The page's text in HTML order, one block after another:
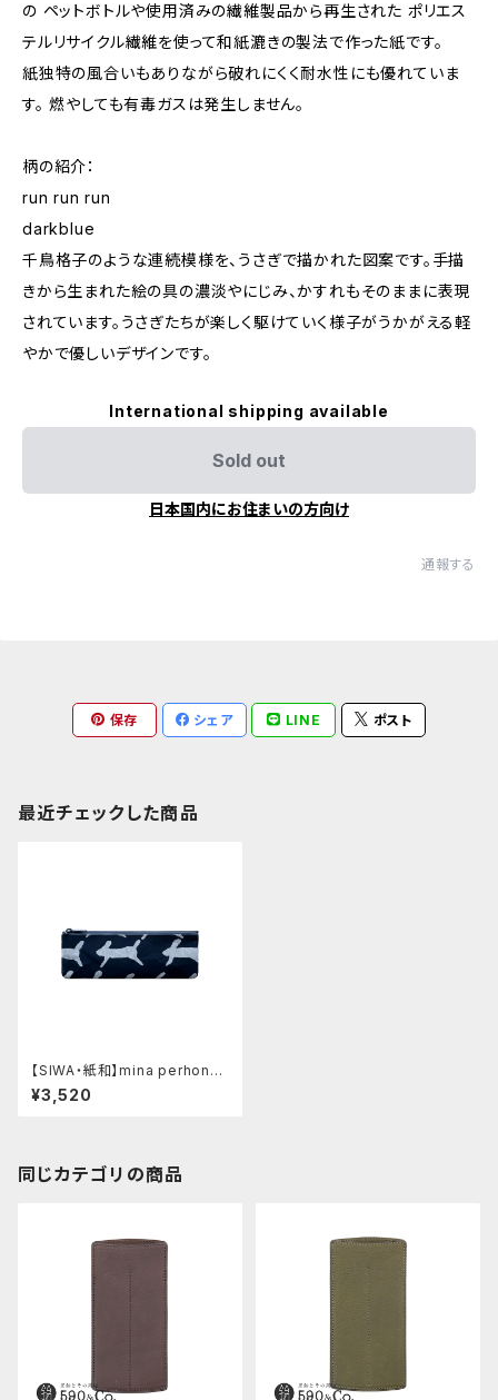
の ペットボトルや使用済みの繊維製品から再生された ポリエス
テルリサイクル繊維を使って和紙漉きの製法で作った紙です。
紙独特の風合いもありながら破れにくく耐水性にも優れていま
す。 燃やしても有毒ガスは発生しません。
柄の紹介：
run run run
darkblue
千鳥格子のような連続模様を、うさぎで描かれた図案です。手描
きから生まれた絵の具の濃淡やにじみ、かすれもそのままに表現
されています。うさぎたちが楽しく駆けていく様子がうかがえる軽
やかで優しいデザインです。
International shipping available
Sold out
日本国内にお住まいの方向け
通報する
保存 シェア LINE ポスト
最近チェックした商品
【SIWA・紙和】mina perhonen
SIWA ペンケース M run run r
un ダークブルー
¥3,520
同じカテゴリの商品